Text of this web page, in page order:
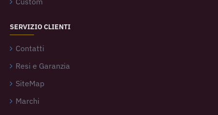
SERVIZIO CLIENTI
Contatti
Resi e Garanzia
SiteMap
Marchi